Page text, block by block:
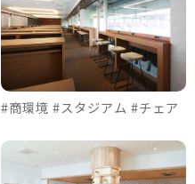
#商環境 #スタジアム #チェア